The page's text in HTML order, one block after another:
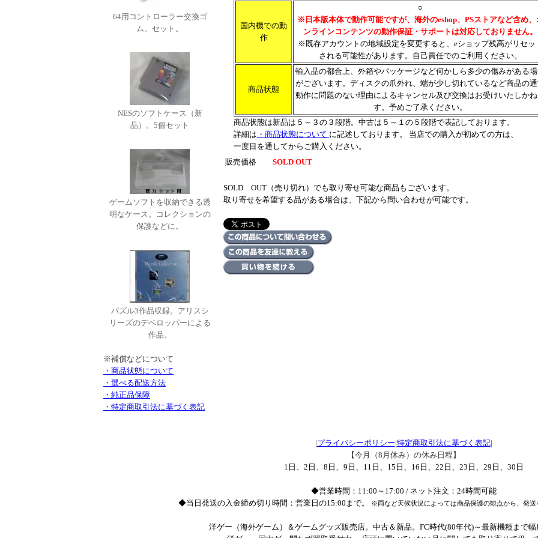
国内機での動
作
○
※日本版本体で動作可能ですが、海外のeshop、PSストアなど含め、
ンラインコンテンツの動作保証・サポートは対応しておりません。
※既存アカウントの地域設定を変更すると、eショップ残高がリセッ
される可能性があります。自己責任でのご利用ください。
商品状態
輸入品の都合上、外箱やパッケージなど何かしら多少の傷みがある
がございます。ディスクの爪外れ、端が少し切れているなど商品の
動作に問題のない理由によるキャンセル及び交換はお受けいたしかね
す。予めご了承ください。
商品状態は新品は５～３の３段階。中古は５～１の５段階で表記しております。
詳細は ・商品状態について に記述しております。 当店での購入が初めての方は、
一度目を通してからご購入ください。
販売価格
SOLD OUT
SOLD OUT（売り切れ）でも取り寄せ可能な商品もございます。
取り寄せを希望する品がある場合は、下記から問い合わせが可能です。
64用コントローラー交換ゴ
ム。セット。
NESのソフトケース（新
品）。5個セット
ゲームソフトを収納できる透
明なケース。コレクションの
保護などに。
パズル3作品収録。アリスシ
リーズのデベロッパーによる
作品。
※補償などについて
・商品状態について
・選べる配送方法
・純正品保障
・特定商取引法に基づく表記
|プライバシーポリシー|特定商取引法に基づく表記|
【今月（8月休み）の休み日程】
1日、2日、8日、9日、11日、15日、16日、22日、23日、29日、30日
◆営業時間：11:00～17:00 / ネット注文：24時間可能
◆当日発送の入金締め切り時間：営業日の15:00まで。
※雨など天候状況によっては商品保護の観点から、発送
洋ゲー（海外ゲーム）＆ゲームグッズ販売店。中古＆新品。FC時代(80年代)～最新機種まで幅